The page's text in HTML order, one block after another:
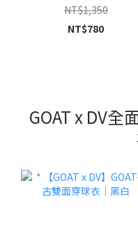
NT$1,350
NT$780
GOAT x DV全